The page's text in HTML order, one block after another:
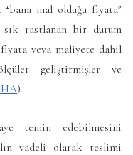
“bana mal olduğu fiyata”
rastlanan bir durum
veya maliyete dahil
ölçüler geliştirmişler ve
).
temin edebilmesini
vadeli olarak teslimi